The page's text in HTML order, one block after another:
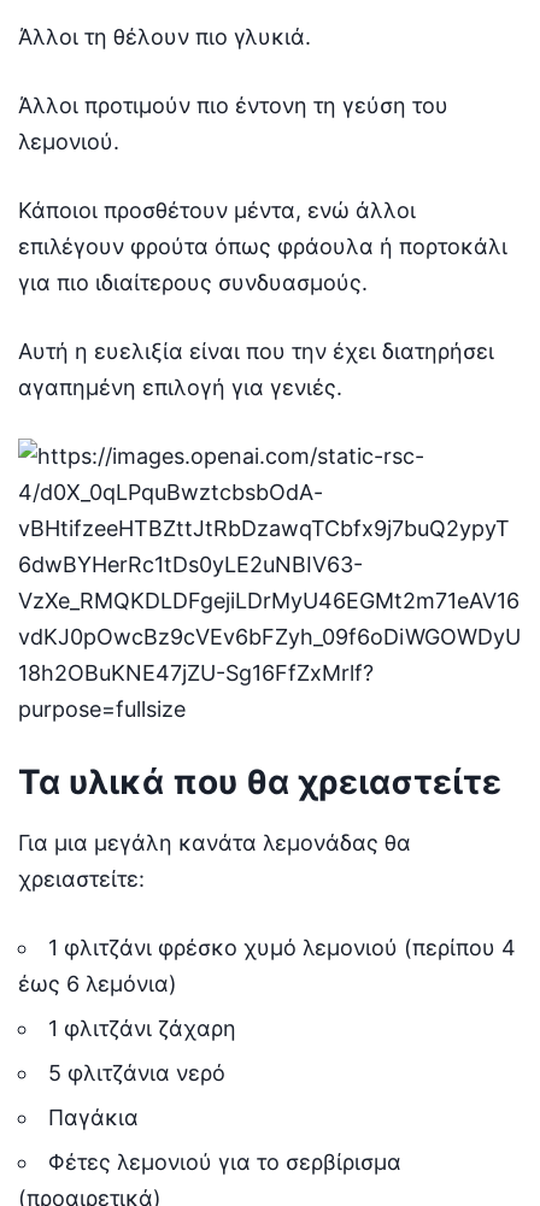
Άλλοι τη θέλουν πιο γλυκιά.
Άλλοι προτιμούν πιο έντονη τη γεύση του
λεμονιού.
Κάποιοι προσθέτουν μέντα, ενώ άλλοι
επιλέγουν φρούτα όπως φράουλα ή πορτοκάλι
για πιο ιδιαίτερους συνδυασμούς.
Αυτή η ευελιξία είναι που την έχει διατηρήσει
αγαπημένη επιλογή για γενιές.
Τα υλικά που θα χρειαστείτε
Για μια μεγάλη κανάτα λεμονάδας θα
χρειαστείτε:
1 φλιτζάνι φρέσκο χυμό λεμονιού (περίπου 4
έως 6 λεμόνια)
1 φλιτζάνι ζάχαρη
5 φλιτζάνια νερό
Παγάκια
Φέτες λεμονιού για το σερβίρισμα
(προαιρετικά)